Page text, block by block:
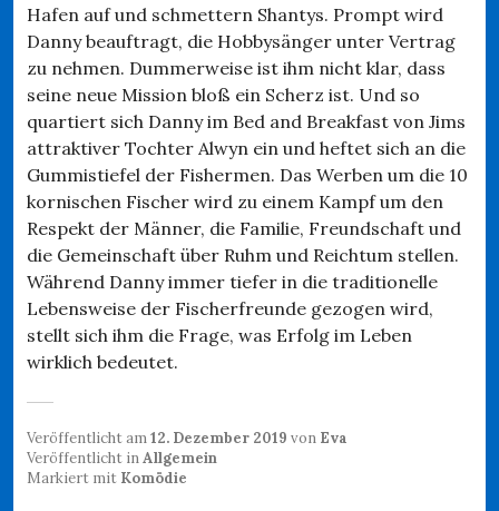
Hafen auf und schmettern Shantys. Prompt wird
Danny beauftragt, die Hobbysänger unter Vertrag
zu nehmen. Dummerweise ist ihm nicht klar, dass
seine neue Mission bloß ein Scherz ist. Und so
quartiert sich Danny im Bed and Breakfast von Jims
attraktiver Tochter Alwyn ein und heftet sich an die
Gummistiefel der Fishermen. Das Werben um die 10
kornischen Fischer wird zu einem Kampf um den
Respekt der Männer, die Familie, Freundschaft und
die Gemeinschaft über Ruhm und Reichtum stellen.
Während Danny immer tiefer in die traditionelle
Lebensweise der Fischerfreunde gezogen wird,
stellt sich ihm die Frage, was Erfolg im Leben
wirklich bedeutet.
Veröffentlicht am12. Dezember 2019 von Eva
Veröffentlicht inAllgemein
Markiert mit Komödie